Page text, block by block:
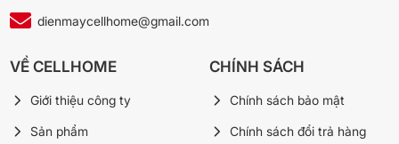
❓ Câu hỏi thường gặp
Mẫu FDH-012-SPEED24 thường đi kèm điều khiển từ xa
dienmaycellhome@gmail.com
VỀ CELLHOME
Giới thiệu công ty
Sản phẩm
CHÍNH SÁCH
Chính sách bảo mật
Chính sách đổi trả hàng